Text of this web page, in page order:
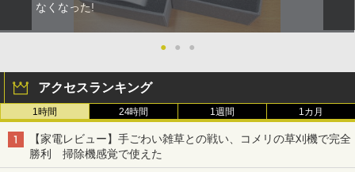
なくなった!
● ● ●
アクセスランキング
1時間 24時間 1週間 1カ月
【家電レビュー】手ごわい雑草との戦い、コメリの草刈機で完全
勝利 掃除機感覚で使えた